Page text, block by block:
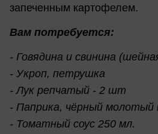
запеченным картофелем.
Вам потребуется:
- Говядина и свинина
- Укроп, петрушка
- Лук репчатый - 2 шт
- Паприка, чёрный молотый
- Томатный соус 250 мл.